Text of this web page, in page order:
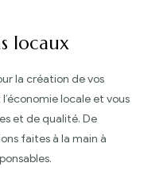
locaux
la création de vos
locale et vous
et de qualité. De
faites à la main à